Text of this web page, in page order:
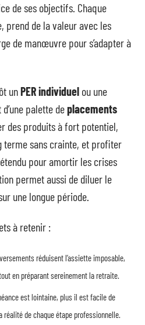
de ses objectifs. Chaque
prend de la valeur avec les
de manœuvre pour s’adapter à
unPER individuel ou une
palette deplacements
des produits à fort potentiel,
sans crainte, et profiter
pour amortir les crises
permet aussi de diluer le
une longue période.
à retenir :
réduisent l’assiette imposable,
en préparant sereinement la retraite.
est lointaine, plus il est facile de
réalité de chaque étape professionnelle.